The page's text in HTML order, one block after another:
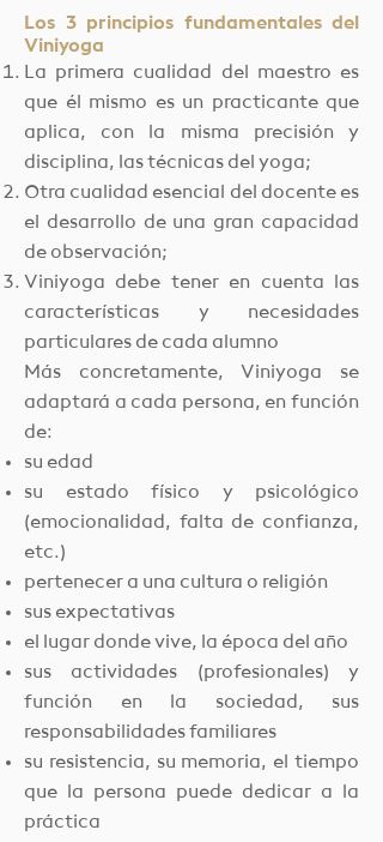
Los 3 principios fundamentales del
Viniyoga
La primera cualidad del maestro es
que él mismo es un practicante que
aplica, con la misma precisión y
disciplina, las técnicas del yoga;
Otra cualidad esencial del docente es
el desarrollo de una gran capacidad
de observación;
Viniyoga debe tener en cuenta las
características y necesidades
particulares de cada alumno
Más concretamente, Viniyoga se
adaptará a cada persona, en función
de:
su edad
su estado físico y psicológico
(emocionalidad, falta de confianza,
etc.)
pertenecer a una cultura o religión
sus expectativas
el lugar donde vive, la época del año
sus actividades (profesionales) y
función en la sociedad, sus
responsabilidades familiares
su resistencia, su memoria, el tiempo
que la persona puede dedicar a la
práctica